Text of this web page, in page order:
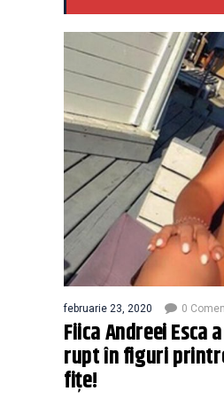
februarie 23, 2020 0
Fiica Andreei Esca
rupt în figuri
fiţe!